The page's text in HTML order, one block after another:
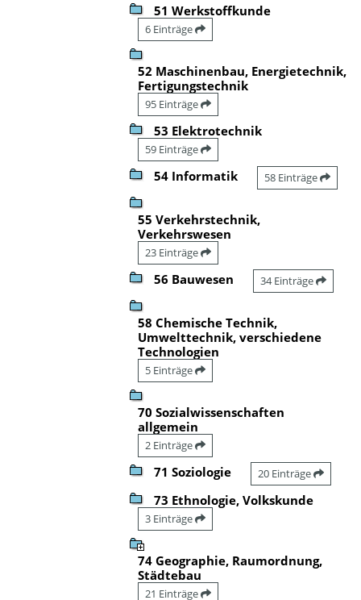
51 Werkstoffkunde
6 Einträge
52 Maschinenbau, Energietechnik,
Fertigungstechnik
95 Einträge
53 Elektrotechnik
59 Einträge
54 Informatik 58 Einträge
55 Verkehrstechnik,
Verkehrswesen
23 Einträge
56 Bauwesen 34 Einträge
58 Chemische Technik,
Umwelttechnik, verschiedene
Technologien
5 Einträge
70 Sozialwissenschaften
allgemein
2 Einträge
71 Soziologie 20 Einträge
73 Ethnologie, Volkskunde
3 Einträge
74 Geographie, Raumordnung,
Städtebau
21 Einträge